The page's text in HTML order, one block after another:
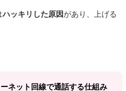
ハッキリした原因 があり、上げる
ネット回線で通話する仕組み